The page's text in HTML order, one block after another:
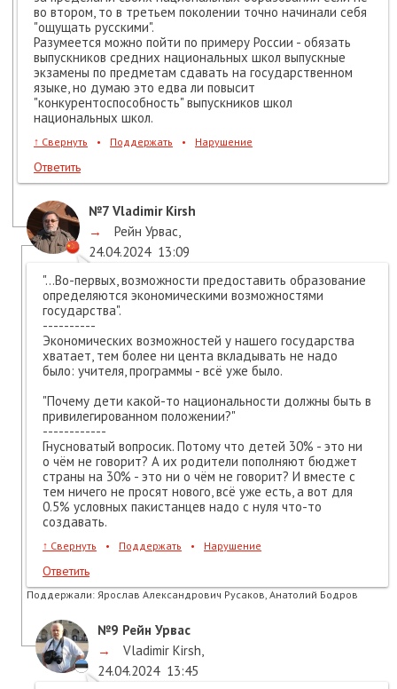
во втором, то в третьем поколении точно начинали себя
"ощущать русскими".
Разумеется можно пойти по примеру России - обязать
выпускников средних национальных школ выпускные
экзамены по предметам сдавать на государственном
языке, но думаю это едва ли повысит
"конкурентоспособность" выпускников школ
национальных школ.
↑ Свернуть • Поддержать • Нарушение
Ответить
№7 Vladimir Kirsh
→
Рейн Урвас
24.04.2024 13:09
"...Во-первых, возможности предоставить образование
определяются экономическими возможностями
государства".
----------
Экономических возможностей у нашего государства
хватает, тем более ни цента вкладывать не надо
было: учителя, программы - всё уже было.
"Почему дети какой-то национальности должны быть в
привилегированном положении?"
------------
Гнусноватый вопросик. Потому что детей 30% - это ни
о чём не говорит? А их родители пополняют бюджет
страны на 30% - это ни о чём не говорит? И вместе с
тем ничего не просят нового, всё уже есть, а вот для
0.5% условных пакистанцев надо с нуля что-то
создавать.
↑ Свернуть • Поддержать • Нарушение
Ответить
Поддержали: Ярослав Александрович Русаков, Анатолий Бодров
№9 Рейн Урвас
→
Vladimir Kirsh
24.04.2024 13:45